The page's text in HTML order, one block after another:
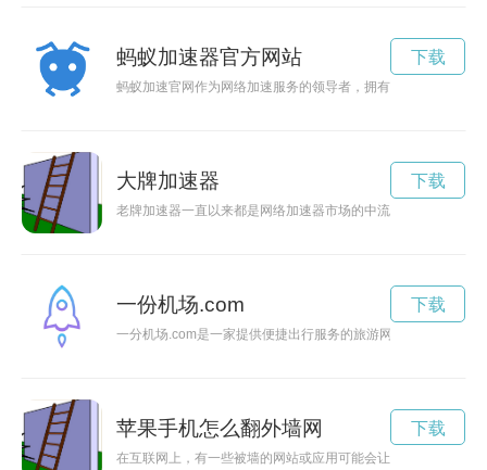
蚂蚁加速器官方网站
蚂蚁加速官网作为网络加速服务的领导者，拥有众多忠实用户
下载
大牌加速器
老牌加速器一直以来都是网络加速器市场的中流砥柱，其传统
下载
一份机场.com
一分机场.com是一家提供便捷出行服务的旅游网站，用户可以
下载
苹果手机怎么翻外墙网
在互联网上，有一些被墙的网站或应用可能会让我们无法访问
下载